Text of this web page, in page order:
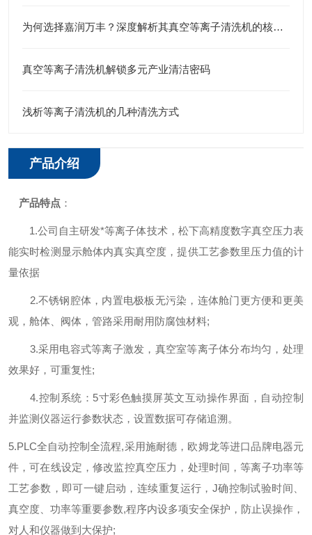
为何选择嘉润万丰？深度解析其真空等离子清洗机的核心技术优势
真空等离子清洗机解锁多元产业清洁密码
浅析等离子清洗机的几种清洗方式
产品介绍
产品特点 ：
1.公司自主研发*等离子体技术， 松下高精度数字真空压力表
能实时检测显示舱体内真实真空度，提供工艺参数里压力值的计
量依据
2.不锈钢腔体，内置电极板无污染，连体舱门更方便和更美
观，舱体、阀体，管路采用耐用防腐蚀材料;
3.采用电容式等离子激发，真空室等离子体分布均匀，处理
效果好，可重复性;
4.控制系统：5寸彩色触摸屏英文互动操作界面，自动控制
并监测仪器运行参数状态，设置数据可存储追溯。
5.PLC全自动控制全流程,采用施耐德，欧姆龙等进口品牌电器元
件，可在线设定，修改监控真空压力，处理时间，等离子功率等
工艺参数，即可一键启动，连续重复运行，J确控制试验时间、
真空度、功率等重要参数,程序内设多项安全保护，防止误操作，
对人和仪器做到大保护;